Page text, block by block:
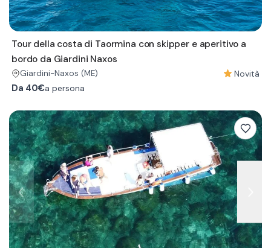
Tour della costa di Taormina con skipper e aperitivo a
bordo da Giardini Naxos
Giardini-Naxos (ME)
Novità
Da 40€a persona